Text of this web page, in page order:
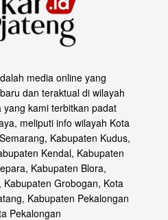
media online yang
dan teraktual di wilayah
kami terbitkan padat
meliputi info wilayah Kota
Kabupaten Kudus,
Kendal, Kabupaten
Kabupaten Blora,
Grobogan, Kota
Kabupaten Pekalongan
Pekalongan